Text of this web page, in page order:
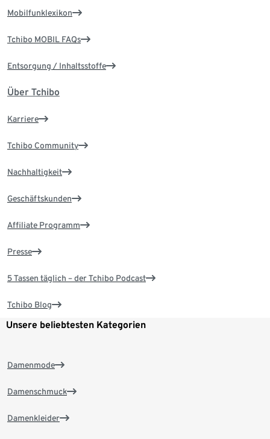
Mobilfunklexikon
Tchibo MOBIL FAQs
Entsorgung / Inhaltsstoffe
Über Tchibo
Karriere
Tchibo Community
Nachhaltigkeit
Geschäftskunden
Affiliate Programm
Presse
5 Tassen täglich – der Tchibo Podcast
Tchibo Blog
Unsere beliebtesten Kategorien
Damenmode
Damenschmuck
Damenkleider